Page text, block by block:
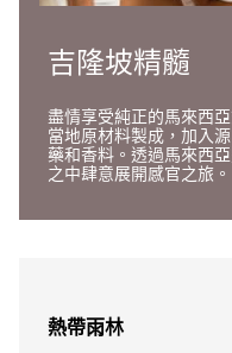
吉隆坡精髓
盡情享受純正的馬來西
當地原材料製成，加入
藥和香料。透過馬來西
之中肆意展開感官之旅。
熱帶雨林